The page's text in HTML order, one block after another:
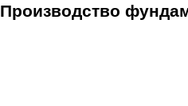
Производство